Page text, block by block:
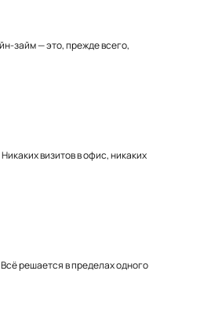
займ — это, прежде всего,
визитов в офис, никаких
решается в пределах одного